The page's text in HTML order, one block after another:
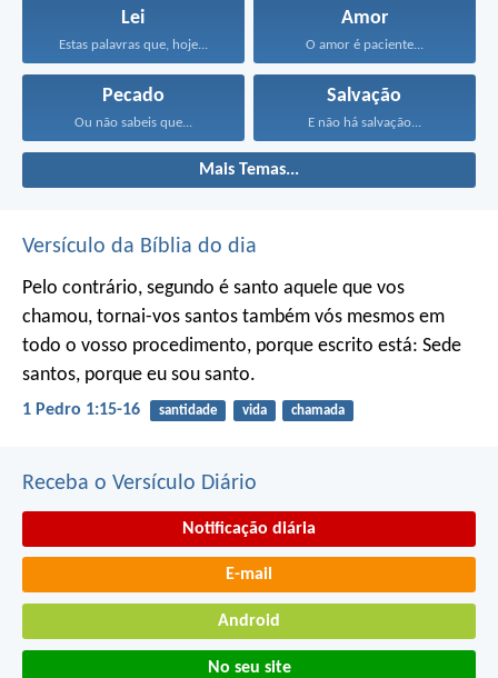
Lei
Estas palavras que, hoje...
Amor
O amor é paciente...
Pecado
Ou não sabeis que...
Salvação
E não há salvação...
Mais Temas...
Versículo da Bíblia do dia
Pelo contrário, segundo é santo aquele que vos
chamou, tornai-vos santos também vós mesmos em
todo o vosso procedimento, porque escrito está: Sede
santos, porque eu sou santo.
1 Pedro 1:15-16 santidade vida chamada
Receba o Versículo Diário
Notificação diária
E-mail
Android
No seu site